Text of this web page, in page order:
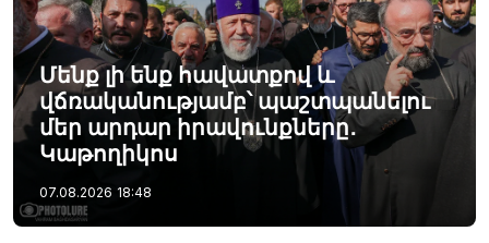
Մենք լի ենք հավատքով և
վճռականությամբ՝ պաշտպանելու
մեր արդար իրավունքները․
Կաթողիկոս
07.08.2026 18:48